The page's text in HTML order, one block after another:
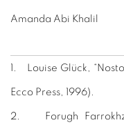
Amanda Abi Khalil
1. Louise Glück,
Ecco Press, 1996).
2. Forugh